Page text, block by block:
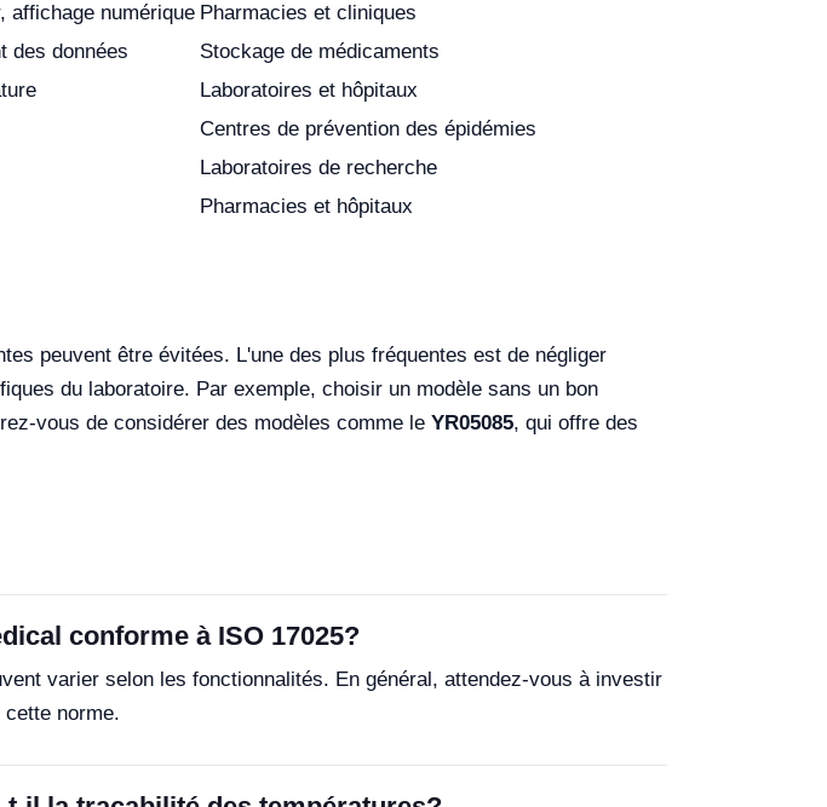
affichage numérique Pharmacies et cliniques
des données
Stockage de médicaments
Laboratoires et hôpitaux
Centres de prévention des épidémies
Laboratoires de recherche
Pharmacies et hôpitaux
peuvent être évitées. L'une des plus fréquentes est de négliger
du laboratoire. Par exemple, choisir un modèle sans un bon
vous de considérer des modèles comme le YR05085, qui offre des
conforme à ISO 17025?
varier selon les fonctionnalités. En général, attendez-vous à investir
cette norme.